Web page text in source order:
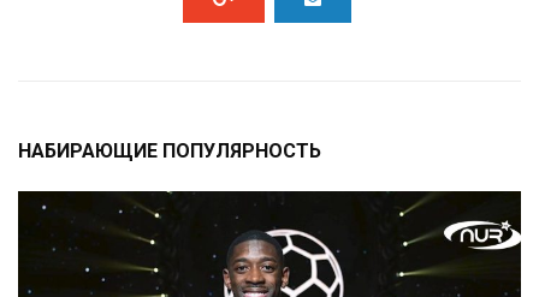
НАБИРАЮЩИЕ ПОПУЛЯРНОСТЬ